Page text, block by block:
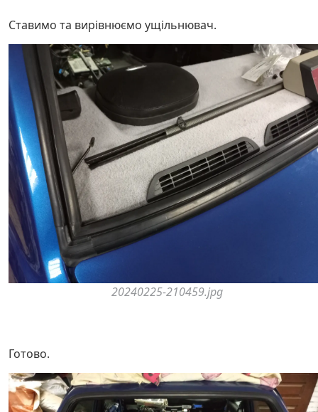
Ставимо та вирівнюємо ущільнювач.
20240225-210459.jpg
Готово.